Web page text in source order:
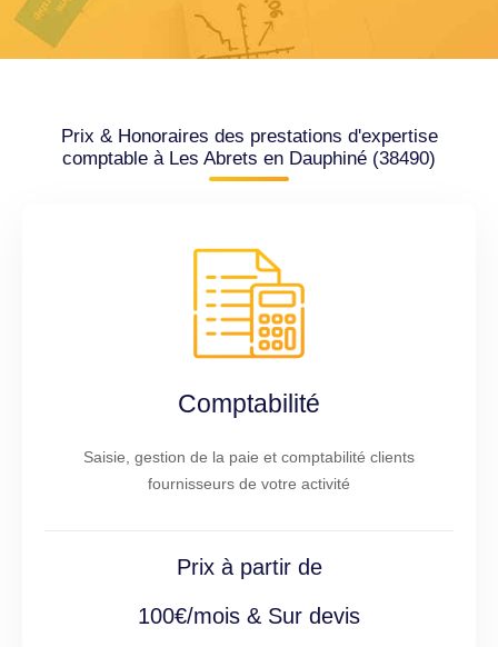
Prix & Honoraires des prestations d'expertise
comptable à Les Abrets en Dauphiné (38490)
Comptabilité
Saisie, gestion de la paie et comptabilité clients
fournisseurs de votre activité
Prix à partir de
100€/mois & Sur devis